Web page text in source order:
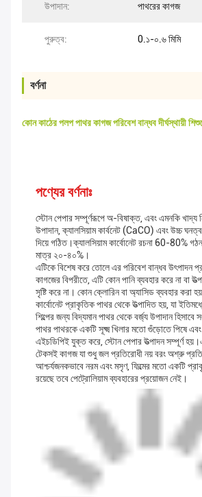
উপাদান: পাথরের কাগজ
পুরুত্ব: 0.১-০.৬ মিমি
বর্ণনা
কোন কাঠের পলপ পাথর কাগজ পরিবেশ বান্ধব দীর্ঘস্থায়ী
পণ্যের বর্ণনাঃ
স্টোন পেপার সম্পূর্ণরূপে অ-বিষাক্ত, এবং এমনকি খাদ্য
উপাদান, ক্যালসিয়াম কার্বনেট (CaCO) এবং উচ্চ
দিয়ে গঠিত।ক্যালসিয়াম কার্বোনেট রচনা 60-80%
মাত্র ২০-৪০%।
এটিকে বিশেষ করে তোলে এর পরিবেশ বান্ধব উৎপাদন
কাগজের বিপরীতে, এটি কোন পানি ব্যবহার করে না বা
সৃষ্টি করে না। কোন ক্লোরিন বা অ্যাসিড ব্যবহার করা
কার্বোনেট প্রাকৃতিক পাথর থেকে উত্পাদিত হয়, যা ইতিমধ্যে
শিল্পের জন্য বিদ্যমান পাথর থেকে বর্জ্য উপাদান হিসাবে
পাথর পাথরকে একটি সূক্ষ্ম খিলার মতো গুঁড়োতে পিষে
এইচডিপিই যুক্ত করে, স্টোন পেপার উত্পাদন সম্পূর্ণ
টেকসই কাগজ যা শুধু জল প্রতিরোধী নয় বরং অশ্রু
আশ্চর্যজনকভাবে নরম এবং মসৃণ, ফিল্মের মতো একটি
রয়েছে তবে পেট্রোলিয়াম ব্যবহারের প্রয়োজন নেই।